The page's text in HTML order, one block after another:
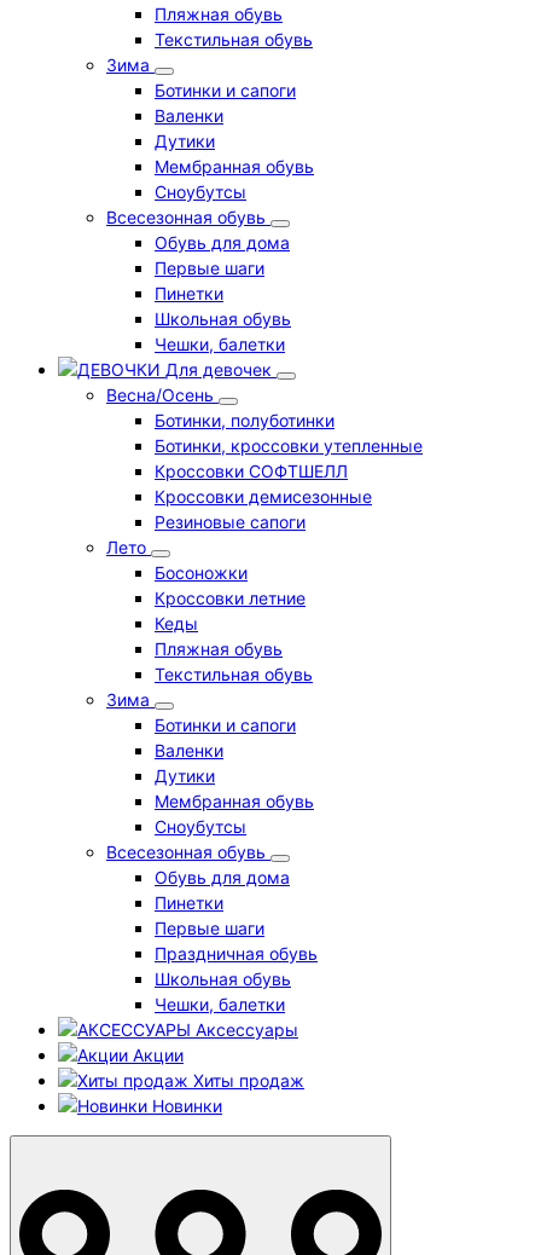
Пляжная обувь
Текстильная обувь
Зима
Ботинки и сапоги
Валенки
Дутики
Мембранная обувь
Сноубутсы
Всесезонная обувь
Обувь для дома
Первые шаги
Пинетки
Школьная обувь
Чешки, балетки
Для девочек
Весна/Осень
Ботинки, полуботинки
Ботинки, кроссовки утепленные
Кроссовки СОФТШЕЛЛ
Кроссовки демисезонные
Резиновые сапоги
Лето
Босоножки
Кроссовки летние
Кеды
Пляжная обувь
Текстильная обувь
Зима
Ботинки и сапоги
Валенки
Дутики
Мембранная обувь
Сноубутсы
Всесезонная обувь
Обувь для дома
Пинетки
Первые шаги
Праздничная обувь
Школьная обувь
Чешки, балетки
Аксессуары
Акции
Хиты продаж
Новинки